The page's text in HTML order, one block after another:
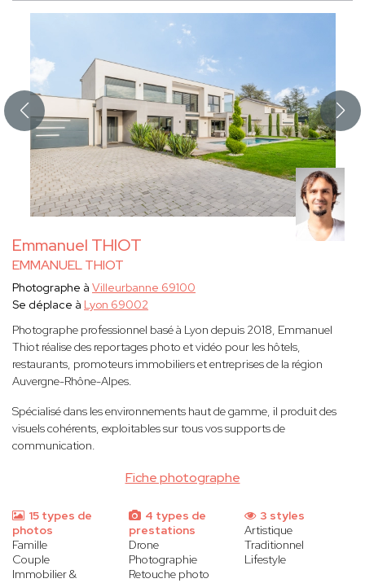
Emmanuel THIOT
EMMANUEL THIOT
Fiche photographe
Photographe à Villeurbanne 69100
Se déplace à Lyon 69002
Photographe professionnel basé à Lyon depuis 2018, Emmanuel
Thiot réalise des reportages photo et vidéo pour les hôtels,
restaurants, promoteurs immobiliers et entreprises de la région
Auvergne-Rhône-Alpes.
Spécialisé dans les environnements haut de gamme, il produit des
visuels cohérents, exploitables sur tous vos supports de
communication.
15 types de
photos
Famille
Couple
Immobilier &
4 types de
prestations
Drone
Photographie
Retouche photo
3 styles
Artistique
Traditionnel
Lifestyle